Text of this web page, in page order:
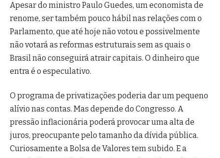
Apesar do ministro Paulo Guedes, um economista de
renome, ser também pouco hábil nas relações com o
Parlamento, que até hoje não votou e possivelmente
não votará as reformas estruturais sem as quais o
Brasil não conseguirá atrair capitais. O dinheiro que
entra é o especulativo.
O programa de privatizações poderia dar um pequeno
alívio nas contas. Mas depende do Congresso. A
pressão inflacionária poderá provocar uma alta de
juros, preocupante pelo tamanho da dívida pública.
Curiosamente a Bolsa de Valores tem subido. E a